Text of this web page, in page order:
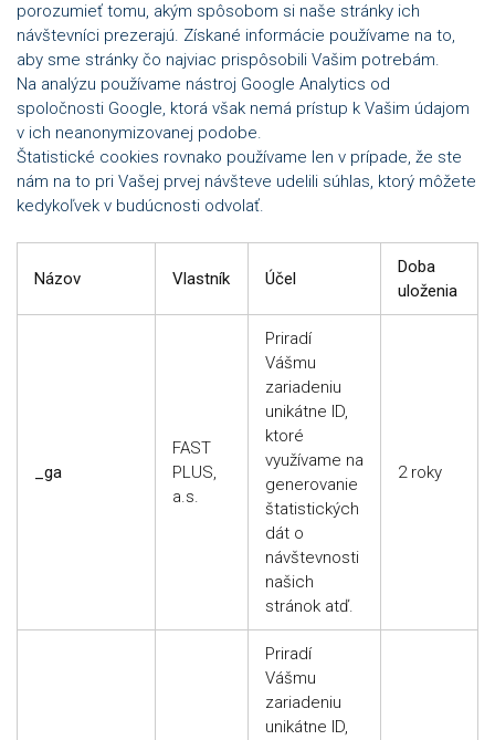
porozumieť tomu, akým spôsobom si naše stránky ich
návštevníci prezerajú. Získané informácie používame na to,
aby sme stránky čo najviac prispôsobili Vašim potrebám.
Na analýzu používame nástroj Google Analytics od
spoločnosti Google, ktorá však nemá prístup k Vašim údajom
v ich neanonymizovanej podobe.
Štatistické cookies rovnako používame len v prípade, že ste
nám na to pri Vašej prvej návšteve udelili súhlas, ktorý môžete
kedykoľvek v budúcnosti odvolať.
Názov Vlastník Účel
Doba
uloženia
_ga
FAST
PLUS,
a.s.
Priradí
Vášmu
zariadeniu
unikátne ID,
ktoré
využívame na
generovanie
štatistických
dát o
návštevnosti
našich
stránok atď.
2 roky
Priradí
Vášmu
zariadeniu
unikátne ID,